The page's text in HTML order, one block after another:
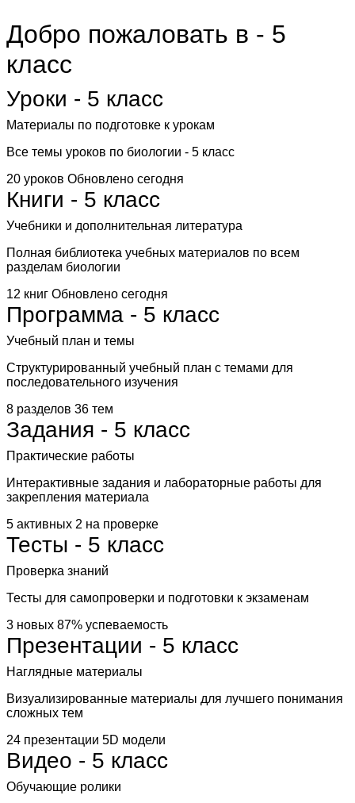
Добро пожаловать в - 5
класс
Уроки - 5 класс
Материалы по подготовке к урокам
Все темы уроков по биологии - 5 класс
20 уроков Обновлено сегодня
Книги - 5 класс
Учебники и дополнительная литература
Полная библиотека учебных материалов по всем
разделам биологии
12 книг Обновлено сегодня
Программа - 5 класс
Учебный план и темы
Структурированный учебный план с темами для
последовательного изучения
8 разделов 36 тем
Задания - 5 класс
Практические работы
Интерактивные задания и лабораторные работы для
закрепления материала
5 активных 2 на проверке
Тесты - 5 класс
Проверка знаний
Тесты для самопроверки и подготовки к экзаменам
3 новых 87% успеваемость
Презентации - 5 класс
Наглядные материалы
Визуализированные материалы для лучшего понимания
сложных тем
24 презентации 5D модели
Видео - 5 класс
Обучающие ролики